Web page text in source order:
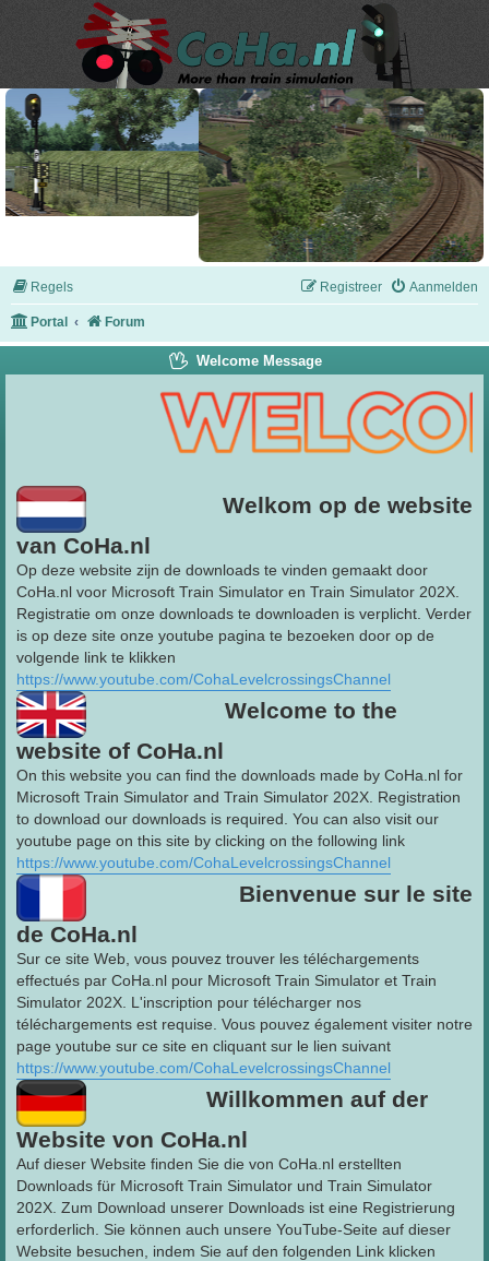
Regels Aanmelden
Registreer
Portal Forum
Welcome Message
Welkom op de website
van CoHa.nl
Op deze website zijn de downloads te vinden gemaakt door
CoHa.nl voor Microsoft Train Simulator en Train Simulator 202X.
Registratie om onze downloads te downloaden is verplicht. Verder
is op deze site onze youtube pagina te bezoeken door op de
volgende link te klikken
https://www.youtube.com/CohaLevelcrossingsChannel
Welcome to the
website of CoHa.nl
On this website you can find the downloads made by CoHa.nl for
Microsoft Train Simulator and Train Simulator 202X. Registration
to download our downloads is required. You can also visit our
youtube page on this site by clicking on the following link
https://www.youtube.com/CohaLevelcrossingsChannel
Bienvenue sur le site
de CoHa.nl
Sur ce site Web, vous pouvez trouver les téléchargements
effectués par CoHa.nl pour Microsoft Train Simulator et Train
Simulator 202X. L'inscription pour télécharger nos
téléchargements est requise. Vous pouvez également visiter notre
page youtube sur ce site en cliquant sur le lien suivant
https://www.youtube.com/CohaLevelcrossingsChannel
Willkommen auf der
Website von CoHa.nl
Auf dieser Website finden Sie die von CoHa.nl erstellten
Downloads für Microsoft Train Simulator und Train Simulator
202X. Zum Download unserer Downloads ist eine Registrierung
erforderlich. Sie können auch unsere YouTube-Seite auf dieser
Website besuchen, indem Sie auf den folgenden Link klicken